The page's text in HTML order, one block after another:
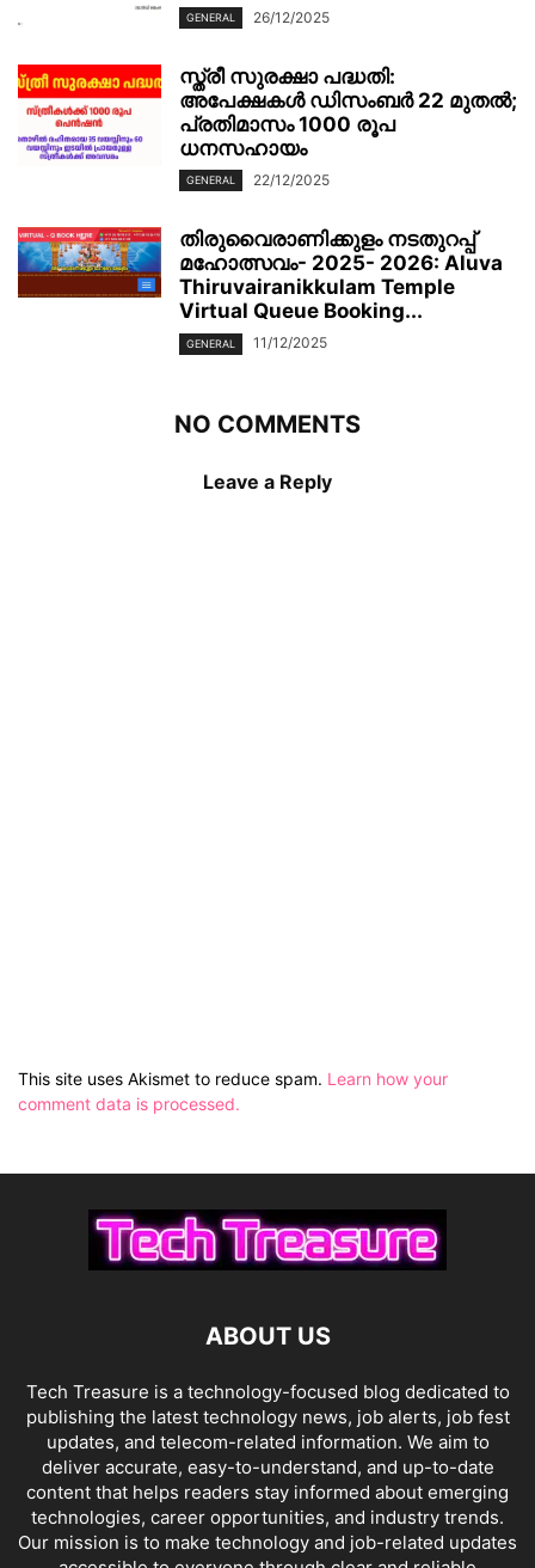
GENERAL 26/12/2025
സ്ത്രീ സുരക്ഷാ പദ്ധതി:
അപേക്ഷകൾ ഡിസംബർ 22 മുതൽ;
പ്രതിമാസം 1000 രൂപ
ധനസഹായം
GENERAL 22/12/2025
തിരുവൈരാണിക്കുളം നടതുറപ്പ്
മഹോത്സവം- 2025- 2026: Aluva
Thiruvairanikkulam Temple
Virtual Queue Booking...
GENERAL 11/12/2025
NO COMMENTS
Leave a Reply
This site uses Akismet to reduce spam. Learn how your
comment data is processed.
ABOUT US
Tech Treasure is a technology-focused blog dedicated to
publishing the latest technology news, job alerts, job fest
updates, and telecom-related information. We aim to
deliver accurate, easy-to-understand, and up-to-date
content that helps readers stay informed about emerging
technologies, career opportunities, and industry trends.
Our mission is to make technology and job-related updates